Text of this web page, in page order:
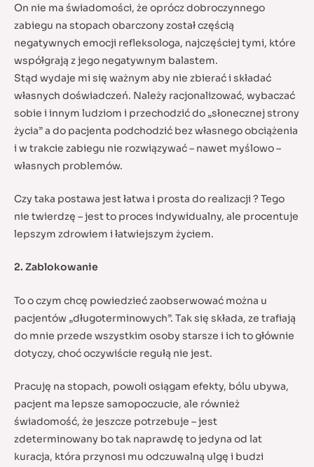
On nie ma świadomości, że oprócz dobroczynnego
zabiegu na stopach obarczony został częścią
negatywnych emocji refleksologa, najczęściej tymi, które
współgrają z jego negatywnym balastem.
Stąd wydaje mi się ważnym aby nie zbierać i składać
własnych doświadczeń. Należy racjonalizować, wybaczać
sobie i innym ludziom i przechodzić do „słonecznej strony
życia” a do pacjenta podchodzić bez własnego obciążenia
i w trakcie zabiegu nie rozwiązywać – nawet myślowo –
własnych problemów.
Czy taka postawa jest łatwa i prosta do realizacji ? Tego
nie twierdzę – jest to proces indywidualny, ale procentuje
lepszym zdrowiem i łatwiejszym życiem.
2. Zablokowanie
To o czym chcę powiedzieć zaobserwować można u
pacjentów „długoterminowych”. Tak się składa, ze trafiają
do mnie przede wszystkim osoby starsze i ich to głównie
dotyczy, choć oczywiście regułą nie jest.
Pracuję na stopach, powoli osiągam efekty, bólu ubywa,
pacjent ma lepsze samopoczucie, ale również
świadomość, że jeszcze potrzebuje – jest
zdeterminowany bo tak naprawdę to jedyna od lat
kuracja, która przynosi mu odczuwalną ulgę i budzi